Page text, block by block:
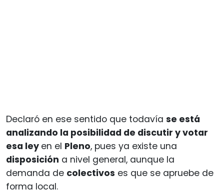
Declaró en ese sentido que todavía se está
analizando la posibilidad de discutir y votar
esa ley en el Pleno, pues ya existe una
disposición a nivel general, aunque la
demanda de colectivos es que se apruebe de
forma local.